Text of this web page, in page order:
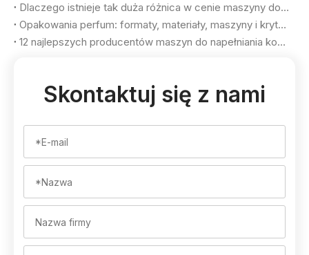
Dlaczego istnieje tak duża różnica w cenie maszyny do napełniania perfum?
Opakowania perfum: formaty, materiały, maszyny i kryteria wyboru
12 najlepszych producentów maszyn do napełniania kosmetyków w 2026 r
Skontaktuj się z nami